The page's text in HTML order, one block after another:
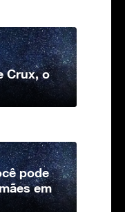
Crux, o
pode
em